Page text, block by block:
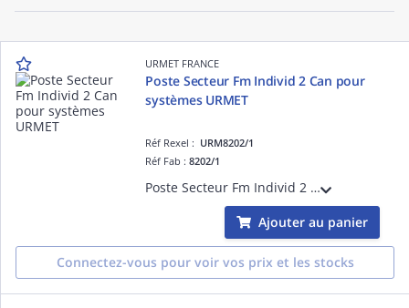
URMET FRANCE
Poste Secteur Fm Individ 2 Can pour
systèmes URMET
Réf Rexel : URM8202/1
Réf Fab :8202/1
Poste Secteur Fm Individ 2 Can pour systèmes URMET. Sa conception permet l'optimisation des performences du système.
Ajouter au panier
Connectez-vous pour voir vos prix et les stocks